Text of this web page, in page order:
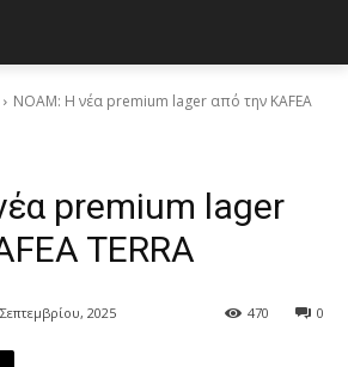
NOAM: Η νέα premium lager από την KAFEA
premium lager
TERRA
2025 0
470